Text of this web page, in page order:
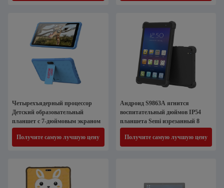
Четырехъядерный процессор
Детский образовательный
планшет с 7-дюймовым экраном
Получите самую лучшую цену
Андроид S9863A ягнится
воспитательный дюймов IP54
планшета Semi изрезанный 8
Получите самую лучшую цену